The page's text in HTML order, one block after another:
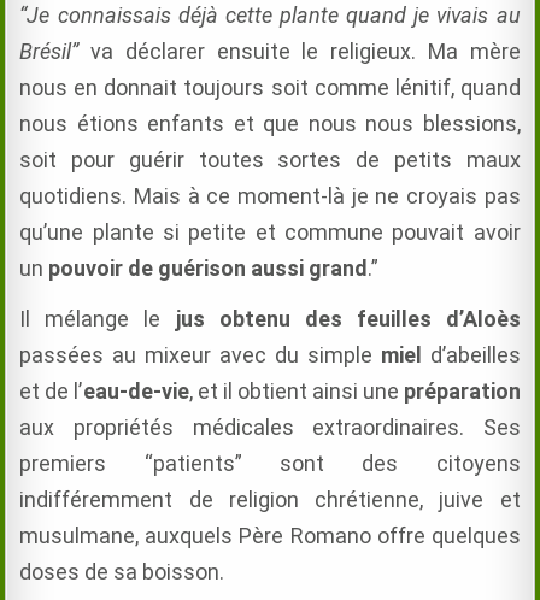
“Je connaissais déjà cette plante quand je vivais au
Brésil”va déclarer ensuite le religieux. Ma mère
nous en donnait toujours soit comme lénitif, quand
nous étions enfants et que nous nous blessions,
soit pour guérir toutes sortes de petits maux
quotidiens. Mais à ce moment-là je ne croyais pas
qu’une plante si petite et commune pouvait avoir
un pouvoir de guérison aussi grand.”
Il mélange le jus obtenu des feuilles d’Aloès
passées au mixeur avec du simple miel d’abeilles
et de l’eau-de-vie, et il obtient ainsi une préparation
aux propriétés médicales extraordinaires. Ses
premiers “patients” sont des citoyens
indifféremment de religion chrétienne, juive et
musulmane, auxquels Père Romano offre quelques
doses de sa boisson.